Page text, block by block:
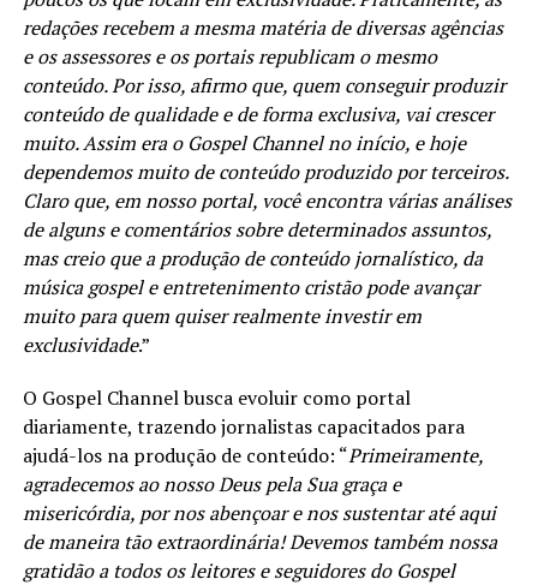
redações recebem a mesma matéria de diversas agências
e os assessores e os portais republicam o mesmo
conteúdo. Por isso, afirmo que, quem conseguir produzir
conteúdo de qualidade e de forma exclusiva, vai crescer
muito. Assim era o Gospel Channel no início, e hoje
dependemos muito de conteúdo produzido por terceiros.
Claro que, em nosso portal, você encontra várias análises
de alguns e comentários sobre determinados assuntos,
mas creio que a produção de conteúdo jornalístico, da
música gospel e entretenimento cristão pode avançar
muito para quem quiser realmente investir em
exclusividade.”
O Gospel Channel busca evoluir como portal
diariamente, trazendo jornalistas capacitados para
ajudá-los na produção de conteúdo: “Primeiramente,
agradecemos ao nosso Deus pela Sua graça e
misericórdia, por nos abençoar e nos sustentar até aqui
de maneira tão extraordinária! Devemos também nossa
gratidão a todos os leitores e seguidores do Gospel